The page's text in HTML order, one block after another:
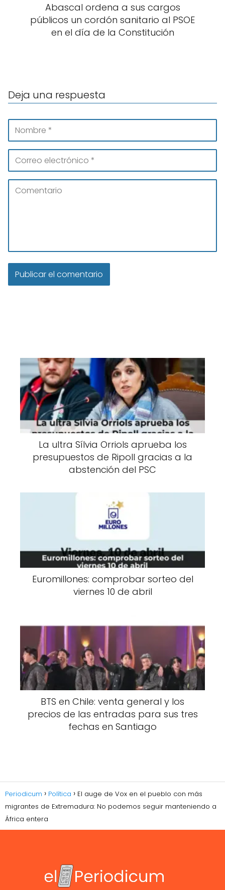
Abascal ordena a sus cargos
públicos un cordón sanitario al PSOE
en el día de la Constitución
Deja una respuesta
La ultra Sílvia Orriols aprueba los
presupuestos de Ripoll gracias a la
abstención del PSC
Euromillones: comprobar sorteo del
viernes 10 de abril
BTS en Chile: venta general y los
precios de las entradas para sus tres
fechas en Santiago
Periodicum Política
El auge de Vox en el pueblo con más
migrantes de Extremadura: No podemos seguir manteniendo a
África entera